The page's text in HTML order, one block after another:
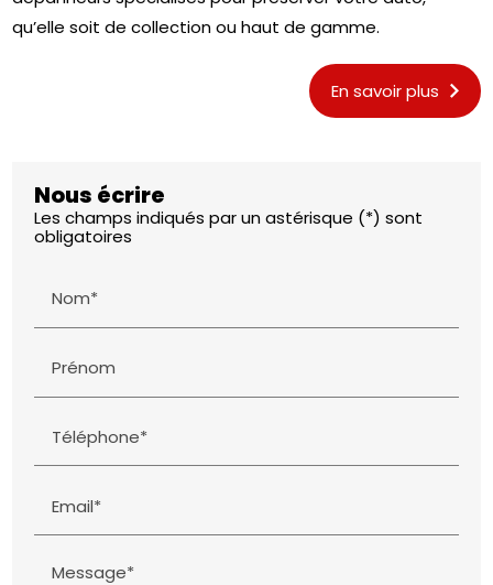
qu’elle soit de collection ou haut de gamme.
En savoir plus
Nous écrire
Les champs indiqués par un astérisque (*) sont
obligatoires
Nom*
Prénom
Téléphone*
Email*
Message*